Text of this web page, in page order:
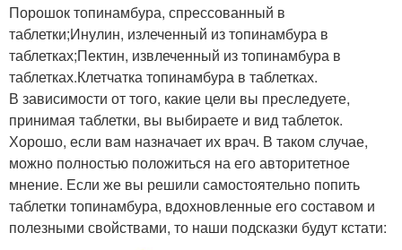
Порошок топинамбура, спрессованный в
таблетки;Инулин, излеченный из топинамбура в
таблетках;Пектин, извлеченный из топинамбура в
таблетках.Клетчатка топинамбура в таблетках.
В зависимости от того, какие цели вы преследуете,
принимая таблетки, вы выбираете и вид таблеток.
Хорошо, если вам назначает их врач. В таком случае,
можно полностью положиться на его авторитетное
мнение. Если же вы решили самостоятельно попить
таблетки топинамбура, вдохновленные его составом и
полезными свойствами, то наши подсказки будут кстати: